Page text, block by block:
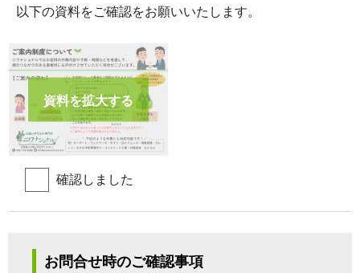
以下の資料をご確認をお願いいたします。
資料を拡大する
確認しました
お問合せ時のご確認事項